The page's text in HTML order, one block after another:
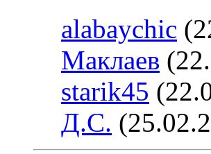
alabaychic
Маклаев
starik45
Д.С.